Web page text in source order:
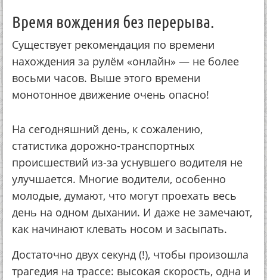
Время вождения без перерыва.
Существует рекомендация по времени
нахождения за рулём «онлайн» — не более
восьми часов. Выше этого времени
монотонное движение очень опасно!
На сегодняшний день, к сожалению,
статистика дорожно-транспортных
происшествий из-за уснувшего водителя не
улучшается. Многие водители, особенно
молодые, думают, что могут проехать весь
день на одном дыхании. И даже не замечают,
как начинают клевать носом и засыпать.
Достаточно двух секунд (!), чтобы произошла
трагедия на трассе: высокая скорость, одна и